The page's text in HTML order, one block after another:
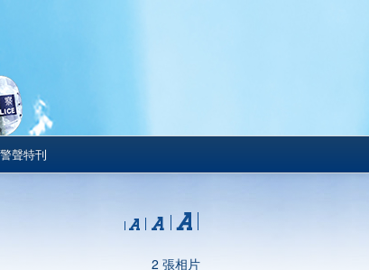
警聲特刊
2 張相片